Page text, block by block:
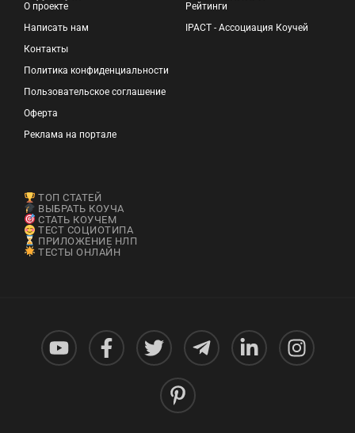
О проекте
Написать нам
Контакты
Политика конфиденциальности
Пользовательское соглашение
Оферта
Реклама на портале
Рейтинги
IPACT - Ассоциация Коучей
ТОП СТАТЕЙ
ВЫБРАТЬ КОУЧА
СТАТЬ КОУЧЕМ
ТЕСТ СОЦИОТИПА
ПРИЛОЖЕНИЕ НЛП
ТЕСТЫ ОНЛАЙН